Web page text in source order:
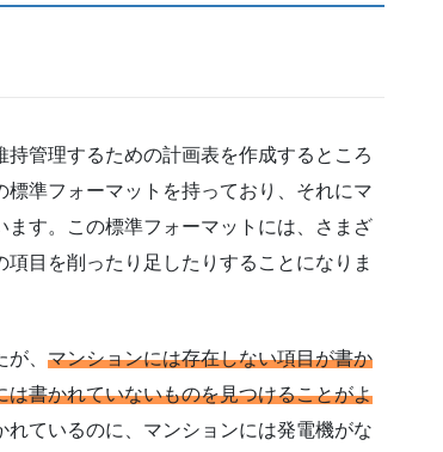
管理するための計画表を作成するところ
準フォーマットを持っており、それにマ
す。この標準フォーマットには、さまざ
目を削ったり足したりすることになりま
、 マンションには存在しない項目が書か
書かれていないものを見つけることがよ
ているのに、マンションには発電機がな